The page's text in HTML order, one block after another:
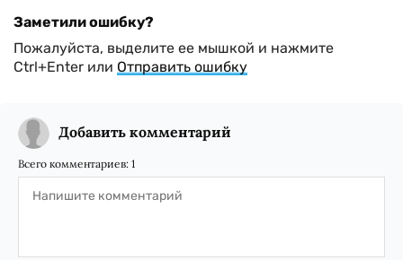
Заметили ошибку?
Пожалуйста, выделите ее мышкой и нажмите
Ctrl+Enter или Отправить ошибку
Добавить комментарий
Всего комментариев: 1